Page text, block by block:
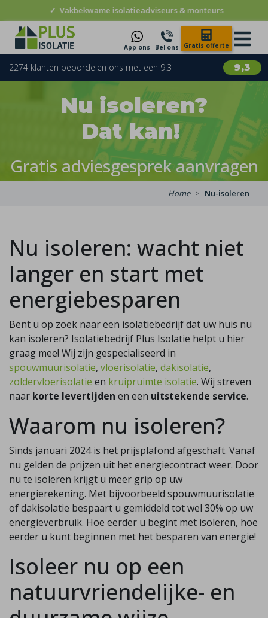
✓ Vakbekwame isolatieadviseurs & monteurs
App ons Bel ons Gratis offerte
9,3
2274 klanten beoordelen ons met een 9.3
Nu isoleren?
Dat kan!
Gratis adviesgesprek aanvragen
Home Nu-isoleren
Nu isoleren: wacht niet
langer en start met
energiebesparen
Bent u op zoek naar een isolatiebedrijf dat uw huis nu
kan isoleren? Isolatiebedrijf Plus Isolatie helpt u hier
graag mee! Wij zijn gespecialiseerd in
spouwmuurisolatie, vloerisolatie, dakisolatie,
zoldervloerisolatie en kruipruimte isolatie. Wij streven
naar korte levertijden en een uitstekende service.
Waarom nu isoleren?
Sinds januari 2024 is het prijsplafond afgeschaft. Vanaf
nu gelden de prijzen uit het energiecontract weer. Door
nu te isoleren krijgt u meer grip op uw
energierekening. Met bijvoorbeeld spouwmuurisolatie
of dakisolatie bespaart u gemiddeld tot wel 30% op uw
energieverbruik. Hoe eerder u begint met isoleren, hoe
eerder u kunt beginnen met het besparen van energie!
Isoleer nu op een
natuurvriendelijke- en